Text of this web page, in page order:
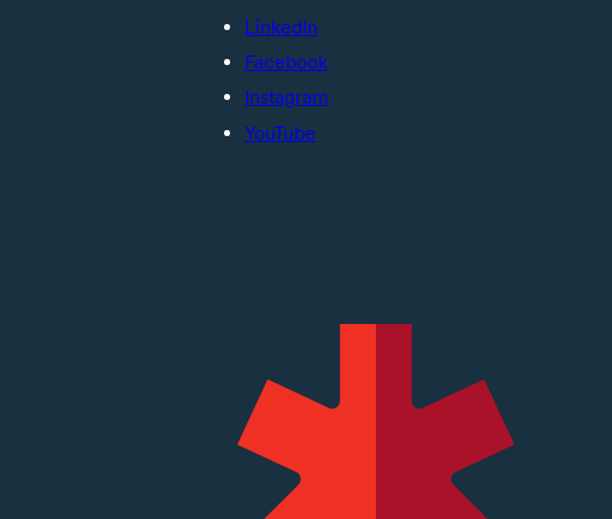
LinkedIn
Facebook
Instagram
YouTube